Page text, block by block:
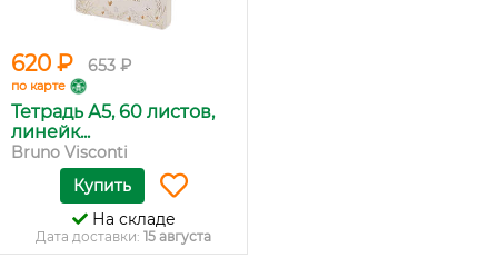
620 ₽ 653 ₽
по карте
Тетрадь А5, 60 листов,
линейк...
Bruno Visconti
Купить
На складе
Дата доставки: 15 августа